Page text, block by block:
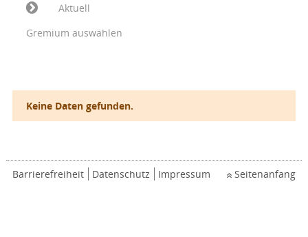
Aktuell
Gremium auswählen
Keine Daten gefunden.
Barrierefreiheit Datenschutz Impressum Seitenanfang